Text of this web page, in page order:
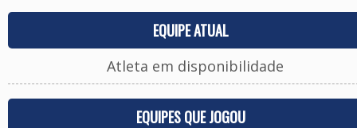
EQUIPE ATUAL
Atleta em disponibilidade
EQUIPES QUE JOGOU